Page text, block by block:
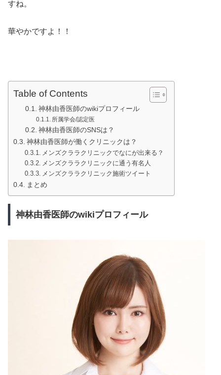
すね。
華やかですよ！！
Table of Contents
神林由香医師のwikiプロフィール
所属学会/認定医
神林由香医師のSNSは？
神林由香医師が働くクリニックは？
メンズクララクリニックでなにが出来る？
メンズクララクリニックに通う有名人
メンズクララクリニック施術ツイート
まとめ
神林由香医師のwikiプロフィール